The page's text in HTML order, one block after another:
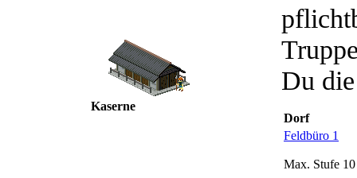
Kaserne
Du
Dorf
Feldbüro 1
Max. Stufe 10